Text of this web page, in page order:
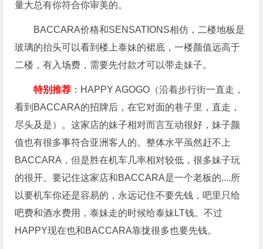
量大总有你符合你审美的。
BACCARA价格和SENSATIONS相仿，二楼地板是
玻璃的抬头可以看到楼上泰妹的裙底，一楼颜值远高于
二楼，有入场费，需要先付款才可以带走妹子。
特别推荐 ：HAPPY AGOGO（沿着步行街一直走，
看到BACCARA的招牌后，在它对面的巷子里，直走，
尽头及是）。这家店的妹子相对而言互动很好，妹子颜
值也有很多事符合亚洲客人的。整体水平虽然赶不上
BACCARA，但是胜在机车几率相对较低，很多妹子玩
的很开。要记住这家店和BACCARA是一个老板的....所
以要机车你还是容易的，永远记住不要先钱，吧里只给
吧费和酒水费用，泰妹走的时候给泰妹LT钱。不过
HAPPY现在也和BACCARA靠拢很多也要先钱。